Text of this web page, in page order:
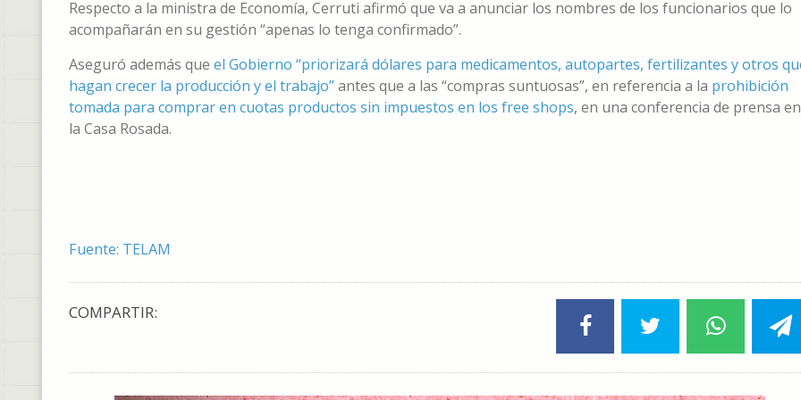
Respecto a la ministra de Economía, Cerruti afirmó que va a anunciar los nombres de los funcionarios que lo
acompañarán en su gestión “apenas lo tenga confirmado”.
Aseguró además que el Gobierno “priorizará dólares para medicamentos, autopartes, fertilizantes y otros
hagan crecer la producción y el trabajo”antes que a las “compras suntuosas”, en referencia a la prohibición
tomada para comprar en cuotas productos sin impuestos en los free shops, en una conferencia de prensa en
la Casa Rosada.
Fuente: TELAM
COMPARTIR: